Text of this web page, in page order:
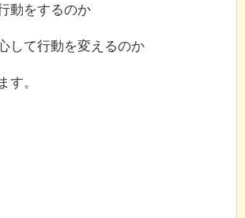
動をするのか
して行動を変えるのか
す。